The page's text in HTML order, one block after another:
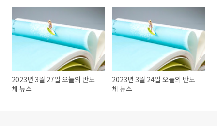
2023년 3월 27일 오늘의 반도
체 뉴스
2023년 3월 24일 오늘의 반도
체 뉴스